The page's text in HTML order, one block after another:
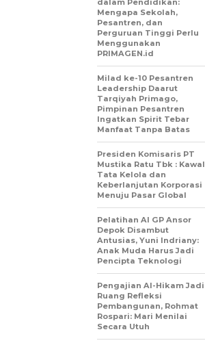
Mengapa Sekolah,
Pesantren, dan
Perguruan Tinggi Perlu
Menggunakan
PRIMAGEN.id
Milad ke-10 Pesantren
Leadership Daarut
Tarqiyah Primago,
Pimpinan Pesantren
Ingatkan Spirit Tebar
Manfaat Tanpa Batas
Presiden Komisaris PT
Mustika Ratu Tbk : Kawal
Tata Kelola dan
Keberlanjutan Korporasi
Menuju Pasar Global
Pelatihan AI GP Ansor
Depok Disambut
Antusias, Yuni Indriany:
Anak Muda Harus Jadi
Pencipta Teknologi
Pengajian Al-Hikam Jadi
Ruang Refleksi
Pembangunan, Rohmat
Rospari: Mari Menilai
Secara Utuh